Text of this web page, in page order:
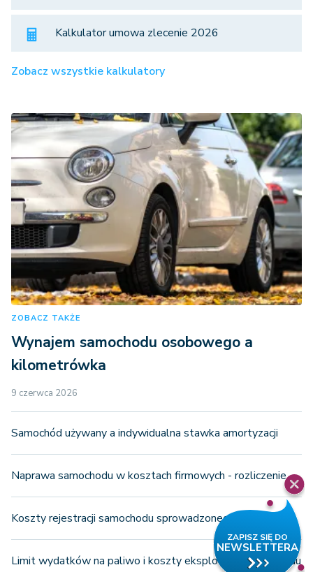
Kalkulator umowa zlecenie 2026
Zobacz wszystkie kalkulatory
ZOBACZ TAKŻE
Wynajem samochodu osobowego a
kilometrówka
9 czerwca 2026
Samochód używany a indywidualna stawka amortyzacji
Naprawa samochodu w kosztach firmowych - rozliczenie
Koszty rejestracji samochodu sprowadzonego z Niemiec
Limit wydatków na paliwo i koszty eksploatacji samochodu